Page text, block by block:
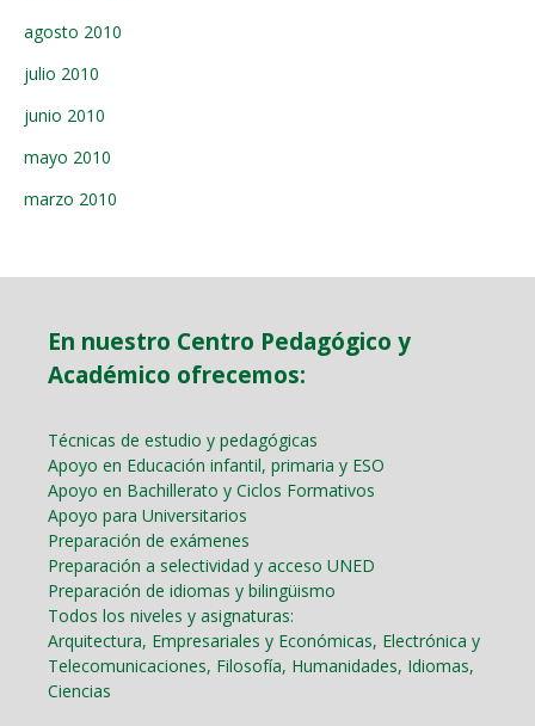
agosto 2010
julio 2010
junio 2010
mayo 2010
marzo 2010
En nuestro Centro Pedagógico y
Académico ofrecemos:
Técnicas de estudio y pedagógicas
Apoyo en Educación infantil, primaria y ESO
Apoyo en Bachillerato y Ciclos Formativos
Apoyo para Universitarios
Preparación de exámenes
Preparación a selectividad y acceso UNED
Preparación de idiomas y bilingüismo
Todos los niveles y asignaturas:
Arquitectura, Empresariales y Económicas, Electrónica y
Telecomunicaciones, Filosofía, Humanidades, Idiomas,
Ciencias